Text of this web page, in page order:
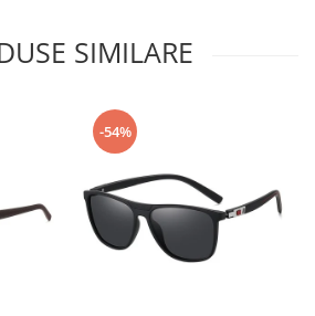
SIMILARE
-54%